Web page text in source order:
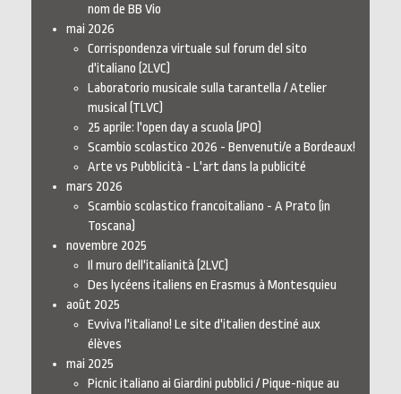
nom de BB Vio
mai 2026
Corrispondenza virtuale sul forum del sito
d'italiano (2LVC)
Laboratorio musicale sulla tarantella / Atelier
musical (TLVC)
25 aprile: l'open day a scuola (JPO)
Scambio scolastico 2026 - Benvenuti/e a Bordeaux!
Arte vs Pubblicità - L'art dans la publicité
mars 2026
Scambio scolastico francoitaliano - A Prato (in
Toscana)
novembre 2025
Il muro dell'italianità (2LVC)
Des lycéens italiens en Erasmus à Montesquieu
août 2025
Evviva l'italiano! Le site d'italien destiné aux
élèves
mai 2025
Picnic italiano ai Giardini pubblici / Pique-nique au